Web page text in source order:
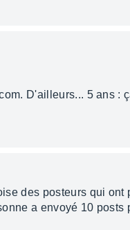
D'ailleurs... 5 ans :
des posteurs qui
a envoyé 10